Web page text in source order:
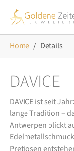
Home Details
DAVICE
DAVICE ist seit
lange Tradition –
Antwerpen blickt
Pretiosen